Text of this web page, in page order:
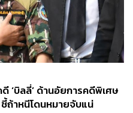
‘บิลลี่’ ด้านอัยการคดีพิเศษ
ถ้าหนีโดนหมายจับแน่